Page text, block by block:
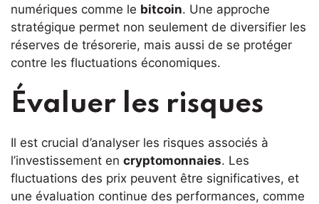
numériques comme le bitcoin. Une approche
stratégique permet non seulement de diversifier les
réserves de trésorerie, mais aussi de se protéger
contre les fluctuations économiques.
Évaluer les risques
Il est crucial d’analyser les risques associés à
l’investissement en cryptomonnaies. Les
fluctuations des prix peuvent être significatives, et
une évaluation continue des performances, comme